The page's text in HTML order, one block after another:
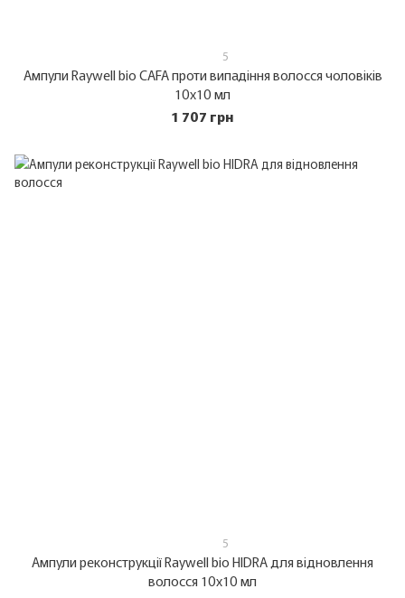
5
Ампули Raywell bio CAFA проти випадіння волосся чоловіків
10х10 мл
1 707 грн
5
Ампули реконструкції Raywell bio HIDRA для відновлення
волосся 10х10 мл